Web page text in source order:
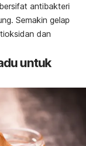
antibakteri
Semakin gelap
dan
untuk